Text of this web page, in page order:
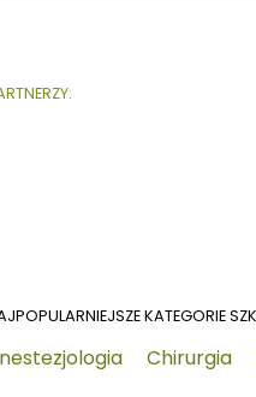
KATEGORIE
Chirurgia